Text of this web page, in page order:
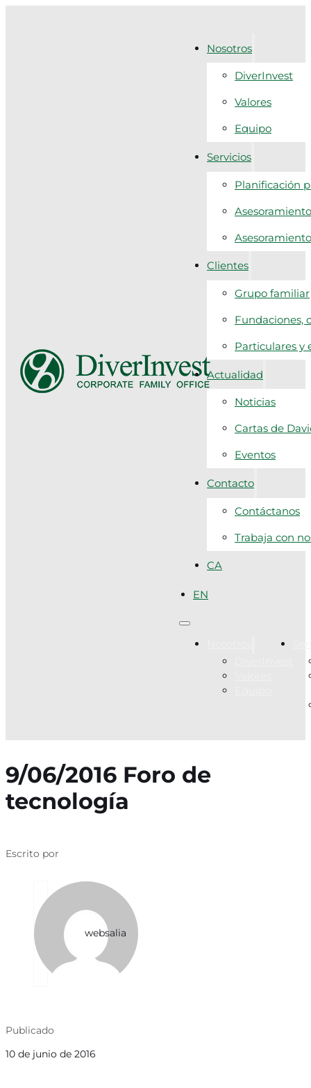
Nosotros
DiverInvest
Valores
Equipo
Servicios
Planificación
Clientes
Grupo familiar
Fundaciones,
Particulares y
Actualidad
Noticias
Cartas de
Eventos
Contacto
Contáctanos
Trabaja con
CA
EN
9/06/2016 Foro de
tecnología
Escrito por
websalia
Publicado
10 de junio de 2016